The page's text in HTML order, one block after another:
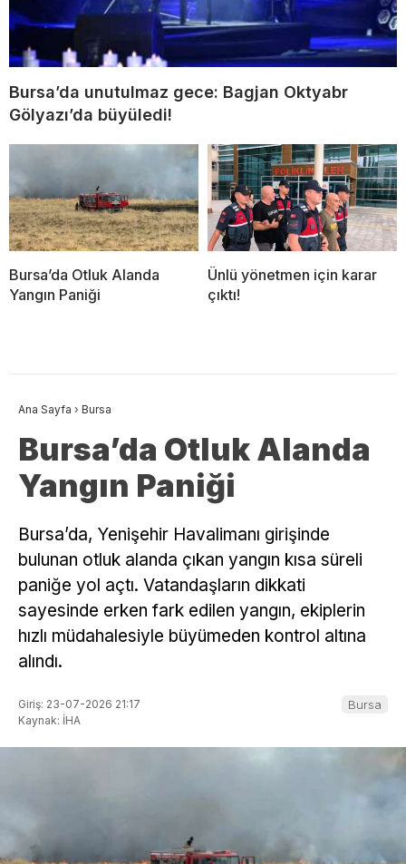
Bursa’da unutulmaz gece: Bagjan Oktyabr
Gölyazı’da büyüledi!
Bursa’da Otluk Alanda
Yangın Paniği
Ünlü yönetmen için karar
çıktı!
Ana Sayfa › Bursa
Bursa’da Otluk Alanda
Yangın Paniği
Bursa’da, Yenişehir Havalimanı girişinde
bulunan otluk alanda çıkan yangın kısa süreli
paniğe yol açtı. Vatandaşların dikkati
sayesinde erken fark edilen yangın, ekiplerin
hızlı müdahalesiyle büyümeden kontrol altına
alındı.
Giriş: 23-07-2026 21:17
Kaynak: İHA
Bursa